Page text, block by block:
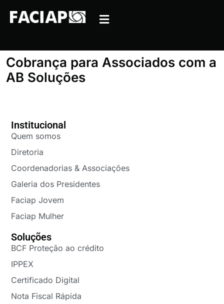
Cobrança para Associados com a
AB Soluções
Institucional
Quem somos
Diretoria
Coordenadorias & Associações
Galeria dos Presidentes
Faciap Jovem
Faciap Mulher
Soluções
BCF Proteção ao crédito
IPPEX
Certificado Digital
Nota Fiscal Rápida